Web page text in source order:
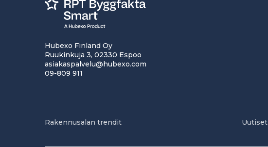
Hubexo Finland Oy
Ruukinkuja 3, 02330 Espoo
asiakaspalvelu@hubexo.com
09-809 911
Rakennusalan trendit Uutiset